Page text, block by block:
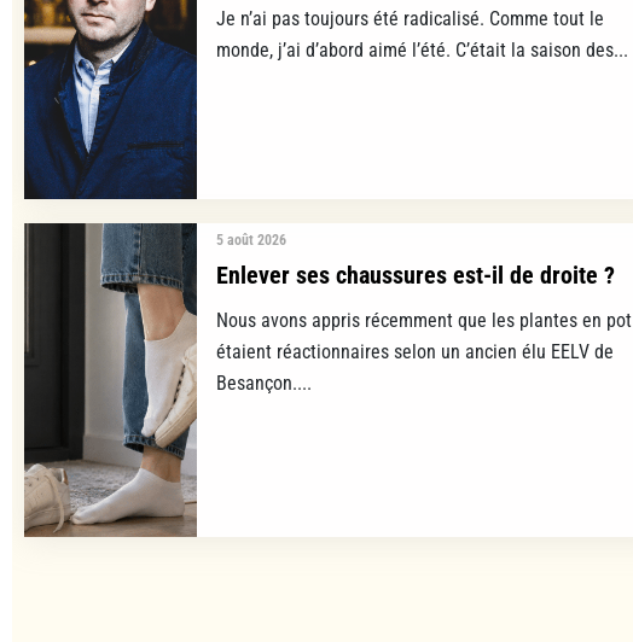
Je n’ai pas toujours été radicalisé. Comme tout le
monde, j’ai d’abord aimé l’été. C’était la saison des...
5 août 2026
Enlever ses chaussures est-il de droite ?
Nous avons appris récemment que les plantes en pot
étaient réactionnaires selon un ancien élu EELV de
Besançon....